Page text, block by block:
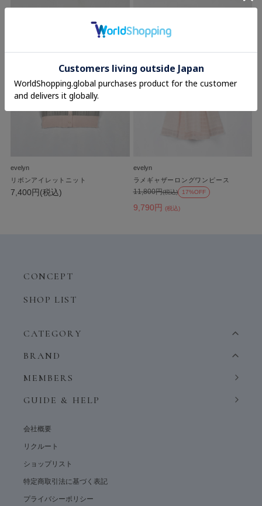
evelyn
リボンアイレットニット
7,400円(税込)
evelyn
ラメギャザーロングワンピース
9,790円 (税込)
11,800円(税込) 17%OFF
CONCEPT
SHOP LIST
CATEGORY
BRAND
MEMBERS
GUIDE & HELP
会社概要
リクルート
ショップリスト
特定商取引法に基づく表記
プライバシーポリシー